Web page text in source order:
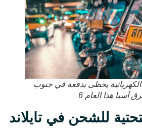
يحظى بدفعة في جنوب
آسيا هذا العام 6
للشحن في تايلاند